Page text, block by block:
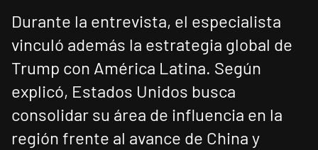
Durante la entrevista, el especialista
vinculó además la estrategia global de
Trump con América Latina. Según
explicó, Estados Unidos busca
consolidar su área de influencia en la
región frente al avance de China y